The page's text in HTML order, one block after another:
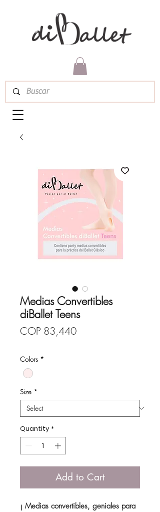
Medias Convertibles
diBallet Teens
COP 83,440Price
Colors *
Size *
Quantity *
Add to Cart
¡ Medias convertibles, geniales para